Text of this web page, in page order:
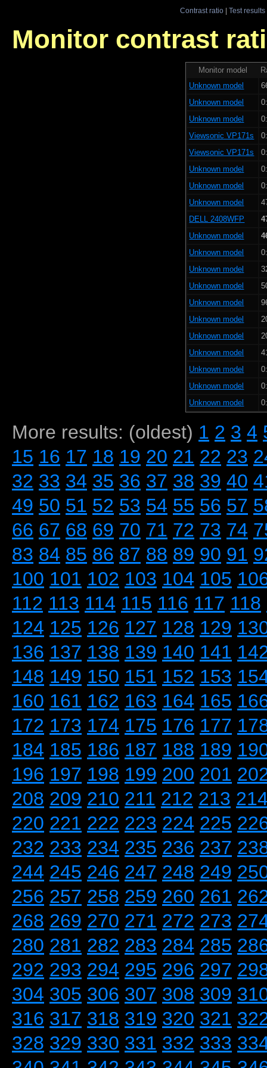
Contrast ratio| Test results
Monitor contrast
Monitor model
Unknown model
Unknown model
Unknown model
Viewsonic VP171s
Viewsonic VP171s
Unknown model
Unknown model
Unknown model
DELL 2408WFP
Unknown model
Unknown model
Unknown model
Unknown model
Unknown model
Unknown model
Unknown model
Unknown model
Unknown model
Unknown model
Unknown model
More results: (oldest) 1 2 3 4
15 16 17 18 19 20 21 22 23
32 33 34 35 36 37 38 39 40
49 50 51 52 53 54 55 56 57
66 67 68 69 70 71 72 73 74
83 84 85 86 87 88 89 90 91
100 101 102 103 104 105
112 113 114 115 116 117 118
124 125 126 127 128 129
136 137 138 139 140 141
148 149 150 151 152 153
160 161 162 163 164 165
172 173 174 175 176 177
184 185 186 187 188 189
196 197 198 199 200 201
208 209 210 211 212 213
220 221 222 223 224 225
232 233 234 235 236 237
244 245 246 247 248 249
256 257 258 259 260 261
268 269 270 271 272 273
280 281 282 283 284 285
292 293 294 295 296 297
304 305 306 307 308 309
316 317 318 319 320 321
328 329 330 331 332 333